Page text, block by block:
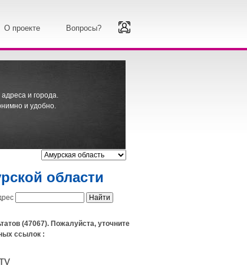
О проекте Вопросы?
и города.
и удобно.
области
(47067). Пожалуйста, уточните
ссылок :